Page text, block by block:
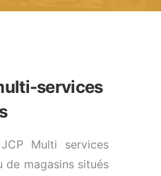
services
Multi services
de magasins situés